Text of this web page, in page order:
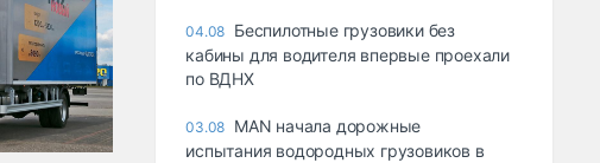
04.08 Беспилотные грузовики без
кабины для водителя впервые проехали
по ВДНХ
03.08 MAN начала дорожные
испытания водородных грузовиков в